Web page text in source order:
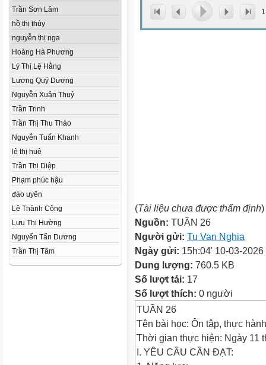
Trần Sơn Lâm
hồ thị thúy
nguyễn thị nga
Hoàng Hà Phương
Lý Thị Lệ Hằng
Lương Quý Dương
Nguyễn Xuân Thuỷ
Trần Trinh
Trần Thị Thu Thảo
Nguyễn Tuấn Khanh
lê thị huê
Trần Thị Diệp
Phạm phúc hậu
đào uyên
Lê Thành Công
Lưu Thị Hường
Nguyển Tấn Dương
Trần Thị Tâm
1
(Tài liệu chưa được thẩm định)
Nguồn: TUẦN 26
Người gửi: Tu Van Nghia
Ngày gửi: 15h:04' 10-03-2026
Dung lượng: 760.5 KB
Số lượt tải: 17
Số lượt thích: 0 người
TUẦN 26
Tên bài học: Ôn tập, thực
Thời gian thực hiện: Ngày 11
I. YÊU CẦU CẦN ĐẠT: